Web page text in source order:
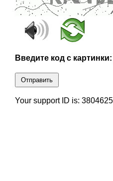
Введите код с картинки:
Отправить
Your support ID is: